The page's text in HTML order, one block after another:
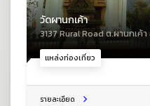
แหล่งท่องเที่ยว
วัดผานกเค้า
3137 Rural Road ต.ผานกเค้
รายละเอียด